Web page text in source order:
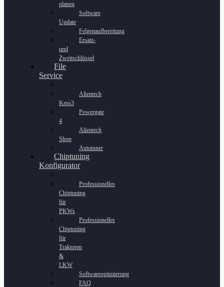
planen
Software
Update
Felgenaufbereitung
Ersatz-
und
Zweitschlüssel
File
Service
Alientech
Kess3
Powergate
4
Alientech
Shop
Autotuner
Chiptuning
Konfigurator
Professionelles
Chiptuning
für
PKWs
Professionelles
Chiptuning
für
Traktoren
&
LKW
Softwareoptimierung
FAQ